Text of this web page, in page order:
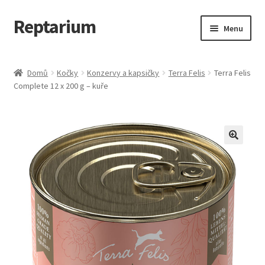
Přeskočit
na
Přejít
k
webu
Reptarium Menu
Košík
Můj účet
Obchod
Pokladna
Vše pro kočky
Domů Kočky Konzervy a kapsičky Terra Felis
Terra Felis
Complete 12 x 200 g – kuře